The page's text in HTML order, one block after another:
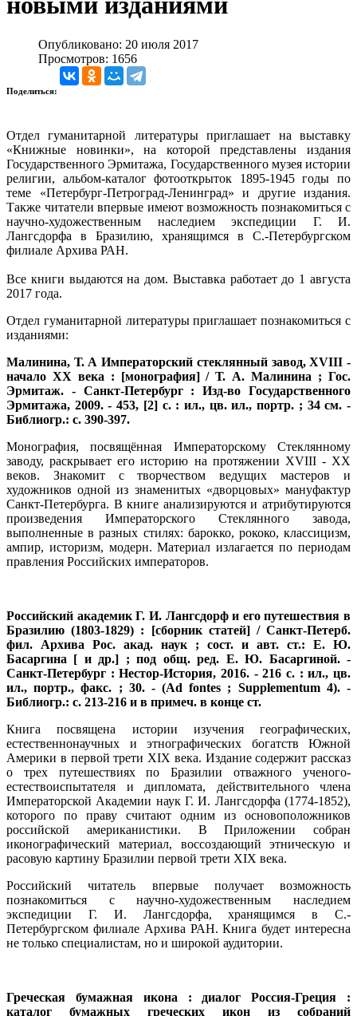
Опубликовано: 20 июля 2017
Просмотров: 1656
Поделиться:
Отдел гуманитарной литературы приглашает на выставку
«Книжные новинки», на которой представлены издания
Государственного Эрмитажа, Государственного музея истории
религии, альбом-каталог фотооткрыток 1895-1945 годы по
теме «Петербург-Петроград-Ленинград» и другие издания.
Также читатели впервые имеют возможность познакомиться с
научно-художественным наследием экспедиции Г. И.
Лангсдорфа в Бразилию, хранящимся в С.-Петербургском
филиале Архива РАН.
Все книги выдаются на дом. Выставка работает до 1 августа
2017 года.
Отдел гуманитарной литературы приглашает познакомиться с
изданиями:
Малинина, Т. А Императорский стеклянный завод, XVIII -
начало XX века : [монография] / Т. А. Малинина ; Гос.
Эрмитаж. - Санкт-Петербург : Изд-во Государственного
Эрмитажа, 2009. - 453, [2] с. : ил., цв. ил., портр. ; 34 см. -
Библиогр.: с. 390-397.
Монография, посвящённая Императорскому Стеклянному
заводу, раскрывает его историю на протяжении XVIII - XX
веков. Знакомит с творчеством ведущих мастеров и
художников одной из знаменитых «дворцовых» мануфактур
Санкт-Петербурга. В книге анализируются и атрибутируются
произведения Императорского Стеклянного завода,
выполненные в разных стилях: барокко, рококо, классицизм,
ампир, историзм, модерн. Материал излагается по периодам
правления Российских императоров.
Российский академик Г. И. Лангсдорф и его путешествия в
Бразилию (1803-1829) : [сборник статей] / Санкт-Петерб.
фил. Архива Рос. акад. наук ; сост. и авт. ст.: Е. Ю.
Басаргина [ и др.] ; под общ. ред. Е. Ю. Басаргиной. -
Санкт-Петербург : Нестор-История, 2016. - 216 с. : ил., цв.
ил., портр., факс. ; 30. - (Ad fontes ; Supplementum 4). -
Библиогр.: с. 213-216 и в примеч. в конце ст.
Книга посвящена истории изучения географических,
естественнонаучных и этнографических богатств Южной
Америки в первой трети XIX века. Издание содержит рассказ
о трех путешествиях по Бразилии отважного ученого-
естествоиспытателя и дипломата, действительного члена
Императорской Академии наук Г. И. Лангсдорфа (1774-1852),
которого по праву считают одним из основоположников
российской американистики. В Приложении собран
иконографический материал, воссоздающий этническую и
расовую картину Бразилии первой трети XIX века.
Российский читатель впервые получает возможность
познакомиться с научно-художественным наследием
экспедиции Г. И. Лангсдорфа, хранящимся в С.-
Петербургском филиале Архива РАН. Книга будет интересна
не только специалистам, но и широкой аудитории.
Греческая бумажная икона : диалог Россия-Греция :
каталог бумажных греческих икон из собраний